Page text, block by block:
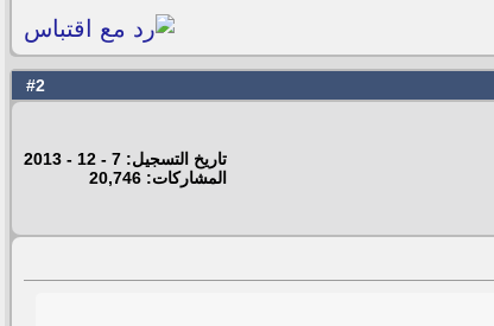
2
تاريخ التسجيل: 7 - 12 - 2013
المشاركات: 20,746